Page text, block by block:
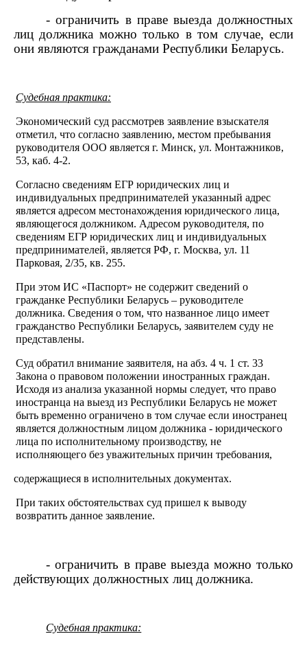
- ограничить в праве выезда должностных
лиц должника можно только в том случае, если
они являются гражданами Республики Беларусь.
Судебная практика:
Экономический суд рассмотрев заявление взыскателя
отметил, что согласно заявлению, местом пребывания
руководителя ООО является г. Минск, ул. Монтажников,
53, каб. 4-2.
Согласно сведениям ЕГР юридических лиц и
индивидуальных предпринимателей указанный адрес
является адресом местонахождения юридического лица,
являющегося должником. Адресом руководителя, по
сведениям ЕГР юридических лиц и индивидуальных
предпринимателей, является РФ, г. Москва, ул. 11
Парковая, 2/35, кв. 255.
При этом ИС «Паспорт» не содержит сведений о
гражданке Республики Беларусь – руководителе
должника. Сведения о том, что названное лицо имеет
гражданство Республики Беларусь, заявителем суду не
представлены.
Суд обратил внимание заявителя, на абз. 4 ч. 1 ст. 33
Закона о правовом положении иностранных граждан.
Исходя из анализа указанной нормы следует, что право
иностранца на выезд из Республики Беларусь не может
быть временно ограничено в том случае если иностранец
является должностным лицом должника - юридического
лица по исполнительному производству, не
исполняющего без уважительных причин требования,
содержащиеся в исполнительных документах.
При таких обстоятельствах суд пришел к выводу
возвратить данное заявление.
- ограничить в праве выезда можно только
действующих должностных лиц должника.
Судебная практика: